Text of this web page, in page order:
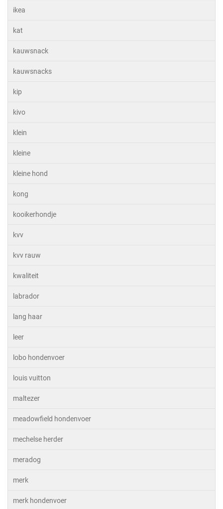
ikea
kat
kauwsnack
kauwsnacks
kip
kivo
klein
kleine
kleine hond
kong
kooikerhondje
kvv
kvv rauw
kwaliteit
labrador
lang haar
leer
lobo hondenvoer
louis vuitton
maltezer
meadowfield hondenvoer
mechelse herder
meradog
merk
merk hondenvoer